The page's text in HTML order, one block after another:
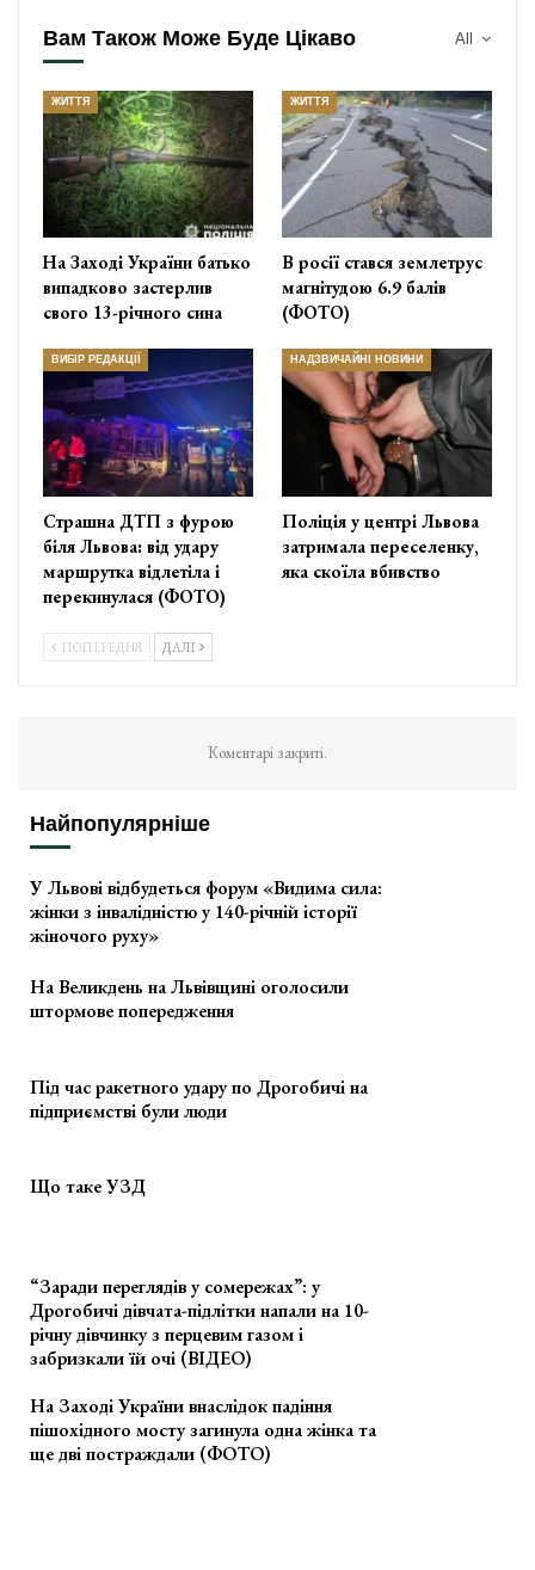
All
Вам Також Може Буде Цікаво
ЖИТТЯ
На Заході України батько
випадково застерлив
свого 13-річного сина
ЖИТТЯ
В росії стався землетрус
магнітудою 6.9 балів
(ФОТО)
ВИБІР РЕДАКЦІЇ
Страшна ДТП з фурою
біля Львова: від удару
маршрутка відлетіла і
перекинулася (ФОТО)
НАДЗВИЧАЙНІ НОВИНИ
Поліція у центрі Львова
затримала переселенку,
яка скоїла вбивство
ПОПЕРЕДНЯ ДАЛІ
Коментарі закриті.
Найпопулярніше
У Львові відбудеться форум «Видима сила:
жінки з інвалідністю у 140-річній історії
жіночого руху»
На Великдень на Львівщині оголосили
штормове попередження
Під час ракетного удару по Дрогобичі на
підприємстві були люди
Що таке УЗД
“Заради переглядів у сомережах”: у
Дрогобичі дівчата-підлітки напали на 10-
річну дівчинку з перцевим газом і
забризкали їй очі (ВІДЕО)
На Заході України внаслідок падіння
пішохідного мосту загинула одна жінка та
ще дві постраждали (ФОТО)